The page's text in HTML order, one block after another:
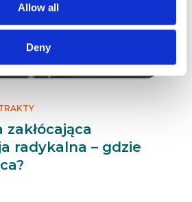
Allow all
Deny
zakłócająca
radykalna – gdzie